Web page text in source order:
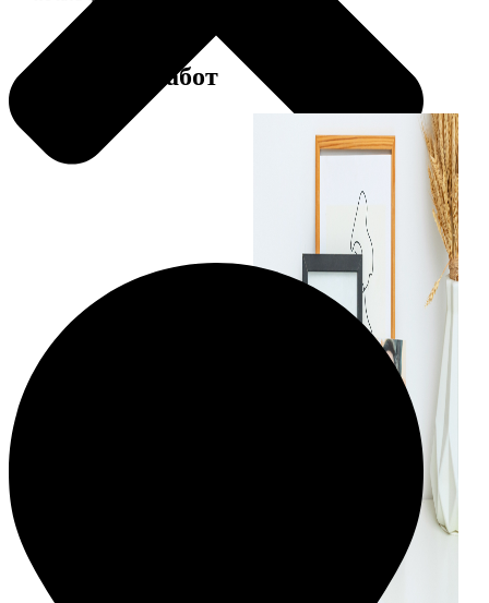
Примеры работ